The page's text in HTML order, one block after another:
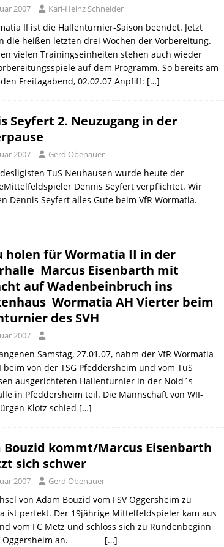
2007 Karl-Heinz Schneider
II ist die Hallenturnier-Saison beendet. Jetzt
die heißen letzten drei Wochen der Vorbereitung.
vielen Trainingseinheiten stehen auch wieder
auf dem Programm. So bereits am
Freitagabend, 02.02.07 Anpfiff: […]
Seyfert 2. Neuzugang in der
2007 Gerd Obenauer
TuS Neuhausen wurde heute der
Dennis Seyfert verpflichtet. Wir
Dennis Seyfert alles Gute beim VfR Wormatia.
holen für Wormatia II in der
 Marcus Eisenbarth mit
auf Wadenbeinbruch ins
 Wormatia AH Vierter beim
des SVH
2007
Samstag, 27.01.07, nahm der VfR Wormatia
beim von der TSG Pfeddersheim und vom TuS
ausgerichteten Hallenturnier in der Nold´s
in Pfeddersheim teil. Die Mannschaft von WII-
Klotz schied […]
Bouzid kommt/Marcus Eisenbarth
sich schwer
2007 Gerd Obenauer
von Adam Bouzid vom FSV Oggersheim zu
ist perfekt. Der 19jährige Mittelfeldspieler kam aus
vom FC Metz und schloss sich zu Rundenbeginn
Oggersheim an. […]